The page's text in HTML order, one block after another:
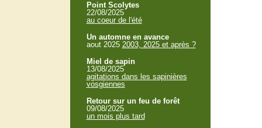
Point Scolytes
22/08/2025
au coeur de l'été
Un automne en avance
aout 2025 2003, 2025 et après ?
Miel de sapin
13/08/2025
agitations dans les sapinières
vosgiennes
Retour sur un feu de forêt
09/08/2025
un mois plus tard